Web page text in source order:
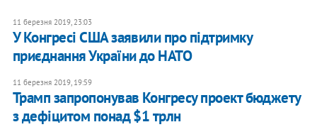
11 березня 2019, 23:03
У Конгресі США заявили про підтримку
приєднання України до НАТО
11 березня 2019, 19:59
Трамп запропонував Конгресу проект бюджету
з дефіцитом понад $1 трлн